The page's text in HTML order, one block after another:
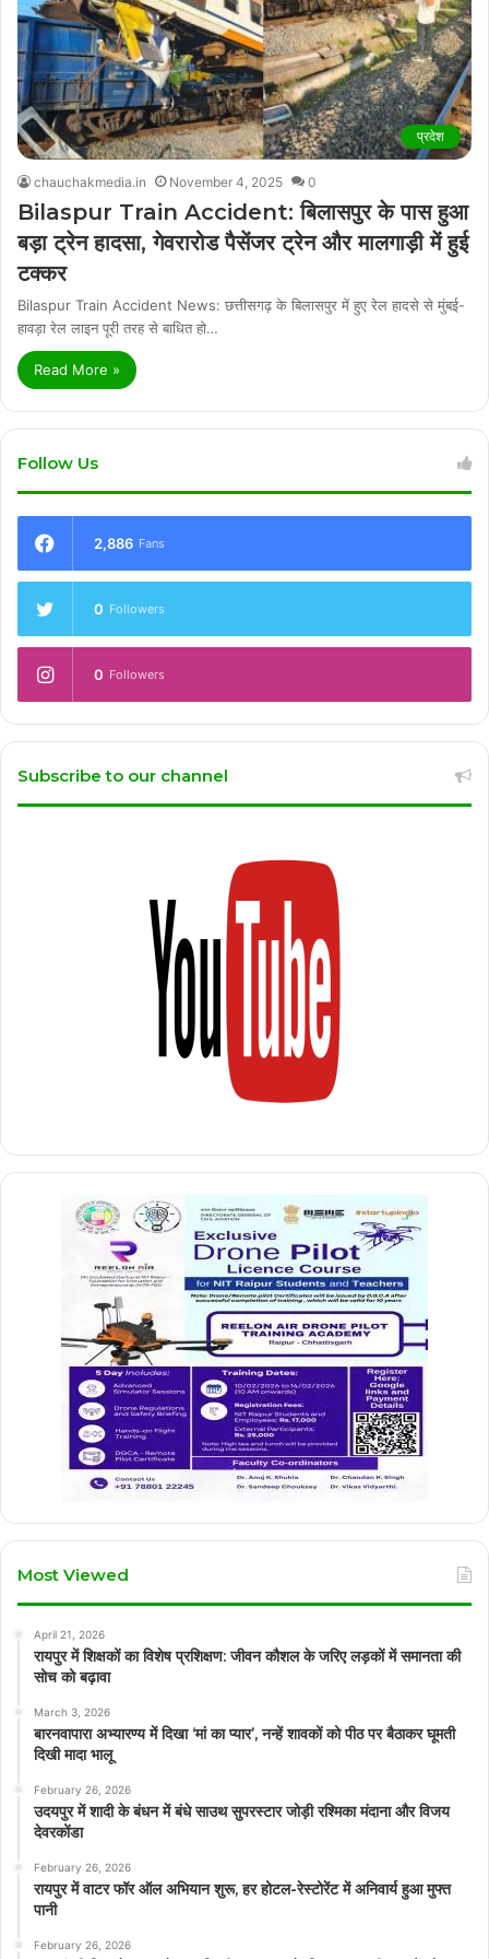
प्रदेश
chauchakmedia.in November 4, 2025 0
Bilaspur Train Accident: बिलासपुर के पास हुआ
बड़ा ट्रेन हादसा, गेवरारोड पैसेंजर ट्रेन और मालगाड़ी में हुई
टक्कर
Bilaspur Train Accident News: छत्तीसगढ़ के बिलासपुर में हुए रेल हादसे से मुंबई-
हावड़ा रेल लाइन पूरी तरह से बाधित हो…
Read More »
Follow Us
2,886 Fans
0 Followers
0 Followers
Subscribe to our channel
Most Viewed
April 21, 2026
रायपुर में शिक्षकों का विशेष प्रशिक्षण: जीवन कौशल के जरिए लड़कों में समानता की
सोच को बढ़ावा
March 3, 2026
बारनवापारा अभ्यारण्य में दिखा ‘मां का प्यार’, नन्हें शावकों को पीठ पर बैठाकर घूमती
दिखी मादा भालू
February 26, 2026
उदयपुर में शादी के बंधन में बंधे साउथ सुपरस्टार जोड़ी रश्मिका मंदाना और विजय
देवरकोंडा
February 26, 2026
रायपुर में वाटर फॉर ऑल अभियान शुरू, हर होटल-रेस्टोरेंट में अनिवार्य हुआ मुफ्त
पानी
February 26, 2026